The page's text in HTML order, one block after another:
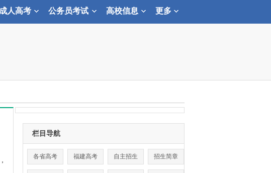
成人高考 公务员考试 高校信息 更多
栏目导航
各省高考 福建高考 自主招生 招生简章